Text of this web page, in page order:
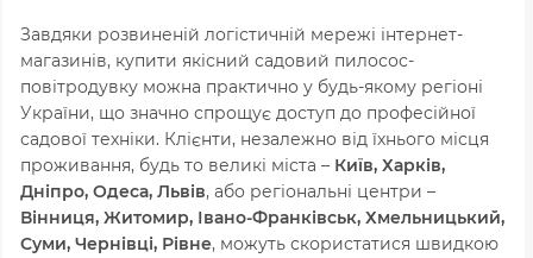
Завдяки розвиненій логістичній мережі інтернет-
магазинів, купити якісний садовий пилосос-
повітродувку можна практично у будь-якому регіоні
України, що значно спрощує доступ до професійної
садової техніки. Клієнти, незалежно від їхнього місця
проживання, будь то великі міста – Київ, Харків,
Дніпро, Одеса, Львів, або регіональні центри –
Вінниця, Житомир, Івано-Франківськ, Хмельницький,
Суми, Чернівці, Рівне, можуть скористатися швидкою